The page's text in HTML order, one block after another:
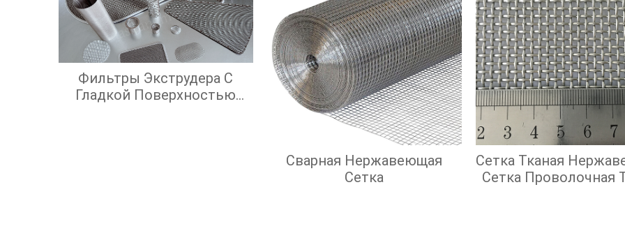
Фильтры Экструдера С
Гладкой Поверхностью
Сварная Нержавеющая
Сетка
Сетка Тканая
Сетка Проволочная